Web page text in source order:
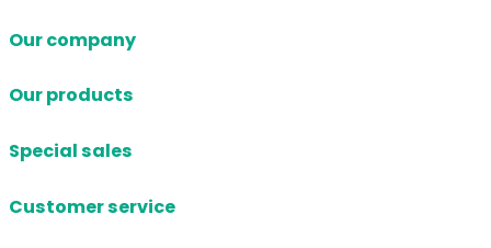
Our company
Our products
Special sales
Customer service